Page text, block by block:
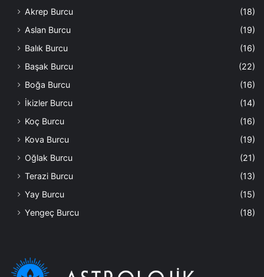
Akrep Burcu
(18)
Aslan Burcu
(19)
Balık Burcu
(16)
Başak Burcu
(22)
Boğa Burcu
(16)
İkizler Burcu
(14)
Koç Burcu
(16)
Kova Burcu
(19)
Oğlak Burcu
(21)
Terazi Burcu
(13)
Yay Burcu
(15)
Yengeç Burcu
(18)